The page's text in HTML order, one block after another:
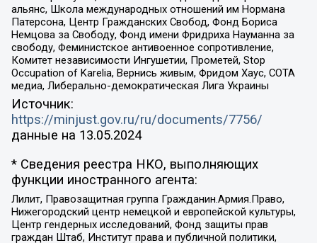
альянс, Школа международных отношений им Нормана
Патерсона, Центр Гражданских Свобод, Фонд Бориса
Немцова за Свободу, Фонд имени Фридриха Науманна за
свободу, Феминистское антивоенное сопротивление,
Комитет независимости Ингушетии, Прометей, Stop
Occupation of Karelia, Вернись живым, Фридом Хаус, СОТА
медиа, Либерально-демократическая Лига Украины
Источник:
https://minjust.gov.ru/ru/documents/7756/
данные на 13.05.2024
* Сведения реестра НКО, выполняющих
функции иностранного агента:
Лилит, Правозащитная группа Гражданин.Армия.Право,
Нижегородский центр немецкой и европейской культуры,
Центр гендерных исследований, Фонд защиты прав
граждан Штаб, Институт права и публичной политики,